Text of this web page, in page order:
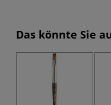
Das könnte Sie